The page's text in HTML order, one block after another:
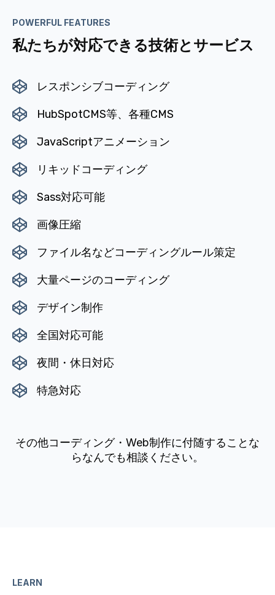
POWERFUL FEATURES
私たちが対応できる技術とサービス
レスポンシブコーディング
HubSpotCMS等、各種CMS
JavaScriptアニメーション
リキッドコーディング
Sass対応可能
画像圧縮
ファイル名などコーディングルール策定
大量ページのコーディング
デザイン制作
全国対応可能
夜間・休日対応
特急対応
その他コーディング・Web制作に付随することな
らなんでも相談ください。
LEARN